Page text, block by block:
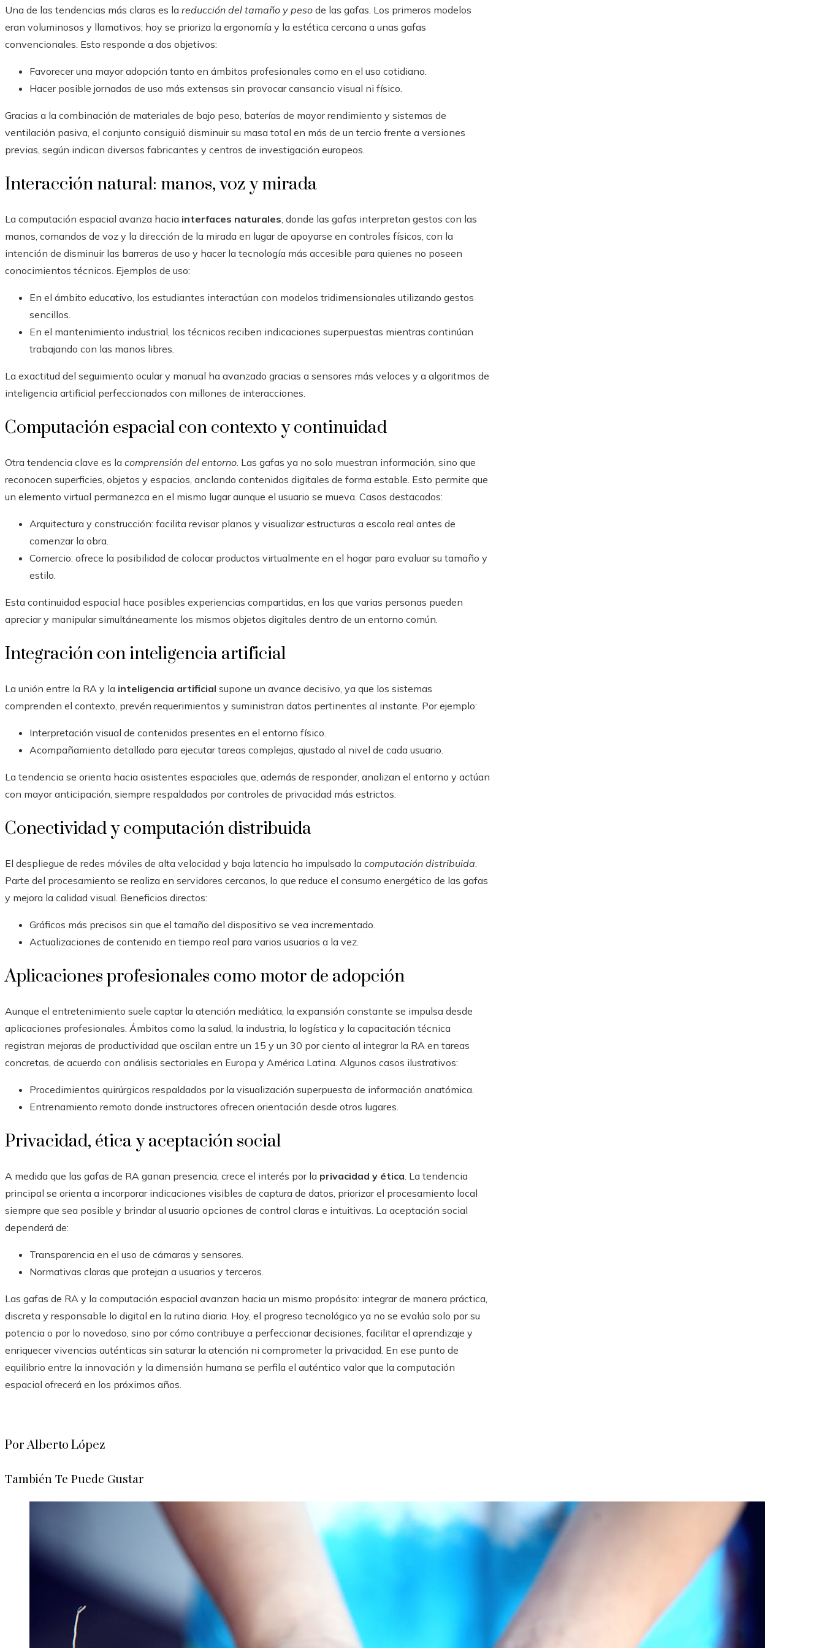
Una de las tendencias más claras es la reducción del tamaño y peso de las gafas. Los primeros modelos
eran voluminosos y llamativos; hoy se prioriza la ergonomía y la estética cercana a unas gafas
convencionales. Esto responde a dos objetivos:
Favorecer una mayor adopción tanto en ámbitos profesionales como en el uso cotidiano.
Hacer posible jornadas de uso más extensas sin provocar cansancio visual ni físico.
Gracias a la combinación de materiales de bajo peso, baterías de mayor rendimiento y sistemas de
ventilación pasiva, el conjunto consiguió disminuir su masa total en más de un tercio frente a versiones
previas, según indican diversos fabricantes y centros de investigación europeos.
Interacción natural: manos, voz y mirada
La computación espacial avanza hacia interfaces naturales, donde las gafas interpretan gestos con las
manos, comandos de voz y la dirección de la mirada en lugar de apoyarse en controles físicos, con la
intención de disminuir las barreras de uso y hacer la tecnología más accesible para quienes no poseen
conocimientos técnicos. Ejemplos de uso:
En el ámbito educativo, los estudiantes interactúan con modelos tridimensionales utilizando gestos
sencillos.
En el mantenimiento industrial, los técnicos reciben indicaciones superpuestas mientras continúan
trabajando con las manos libres.
La exactitud del seguimiento ocular y manual ha avanzado gracias a sensores más veloces y a algoritmos de
inteligencia artificial perfeccionados con millones de interacciones.
Computación espacial con contexto y continuidad
Otra tendencia clave es la comprensión del entorno. Las gafas ya no solo muestran información, sino que
reconocen superficies, objetos y espacios, anclando contenidos digitales de forma estable. Esto permite que
un elemento virtual permanezca en el mismo lugar aunque el usuario se mueva. Casos destacados:
Arquitectura y construcción: facilita revisar planos y visualizar estructuras a escala real antes de
comenzar la obra.
Comercio: ofrece la posibilidad de colocar productos virtualmente en el hogar para evaluar su tamaño y
estilo.
Esta continuidad espacial hace posibles experiencias compartidas, en las que varias personas pueden
apreciar y manipular simultáneamente los mismos objetos digitales dentro de un entorno común.
Integración con inteligencia artificial
La unión entre la RA y la inteligencia artificial supone un avance decisivo, ya que los sistemas
comprenden el contexto, prevén requerimientos y suministran datos pertinentes al instante. Por ejemplo:
Interpretación visual de contenidos presentes en el entorno físico.
Acompañamiento detallado para ejecutar tareas complejas, ajustado al nivel de cada usuario.
La tendencia se orienta hacia asistentes espaciales que, además de responder, analizan el entorno y actúan
con mayor anticipación, siempre respaldados por controles de privacidad más estrictos.
Conectividad y computación distribuida
El despliegue de redes móviles de alta velocidad y baja latencia ha impulsado la computación distribuida.
Parte del procesamiento se realiza en servidores cercanos, lo que reduce el consumo energético de las gafas
y mejora la calidad visual. Beneficios directos:
Gráficos más precisos sin que el tamaño del dispositivo se vea incrementado.
Actualizaciones de contenido en tiempo real para varios usuarios a la vez.
Aplicaciones profesionales como motor de adopción
Aunque el entretenimiento suele captar la atención mediática, la expansión constante se impulsa desde
aplicaciones profesionales. Ámbitos como la salud, la industria, la logística y la capacitación técnica
registran mejoras de productividad que oscilan entre un 15 y un 30 por ciento al integrar la RA en tareas
concretas, de acuerdo con análisis sectoriales en Europa y América Latina. Algunos casos ilustrativos:
Procedimientos quirúrgicos respaldados por la visualización superpuesta de información anatómica.
Entrenamiento remoto donde instructores ofrecen orientación desde otros lugares.
Privacidad, ética y aceptación social
A medida que las gafas de RA ganan presencia, crece el interés por la privacidad y ética. La tendencia
principal se orienta a incorporar indicaciones visibles de captura de datos, priorizar el procesamiento local
siempre que sea posible y brindar al usuario opciones de control claras e intuitivas. La aceptación social
dependerá de:
Transparencia en el uso de cámaras y sensores.
Normativas claras que protejan a usuarios y terceros.
Las gafas de RA y la computación espacial avanzan hacia un mismo propósito: integrar de manera práctica,
discreta y responsable lo digital en la rutina diaria. Hoy, el progreso tecnológico ya no se evalúa solo por su
potencia o por lo novedoso, sino por cómo contribuye a perfeccionar decisiones, facilitar el aprendizaje y
enriquecer vivencias auténticas sin saturar la atención ni comprometer la privacidad. En ese punto de
equilibrio entre la innovación y la dimensión humana se perfila el auténtico valor que la computación
espacial ofrecerá en los próximos años.
Por Alberto López
También Te Puede Gustar